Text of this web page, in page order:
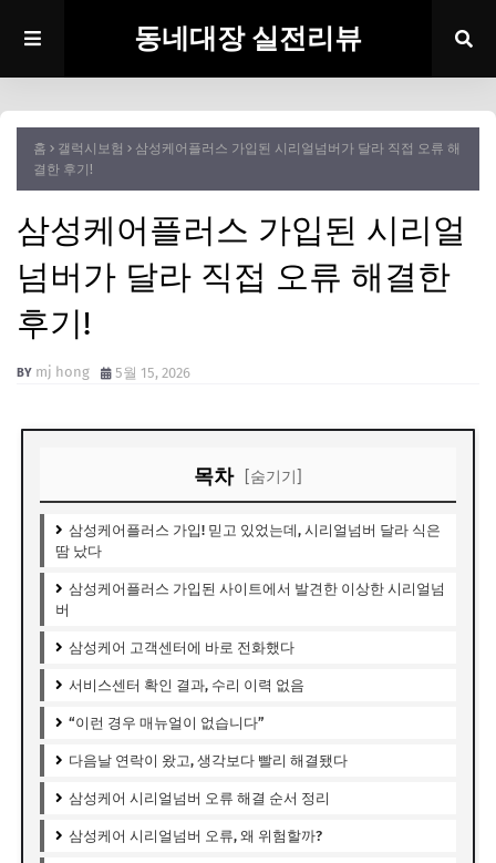
동네대장 실전리뷰
홈 갤럭시보험
삼성케어플러스 가입된 시리얼넘버가 달라 직접 오류 해
결한 후기!
삼성케어플러스 가입된 시리얼
넘버가 달라 직접 오류 해결한
후기!
mj hong 5월 15, 2026
목차 [숨기기]
삼성케어플러스 가입! 믿고 있었는데, 시리얼넘버 달라 식은
땀 났다
삼성케어플러스 가입된 사이트에서 발견한 이상한 시리얼넘
버
삼성케어 고객센터에 바로 전화했다
서비스센터 확인 결과, 수리 이력 없음
“이런 경우 매뉴얼이 없습니다”
다음날 연락이 왔고, 생각보다 빨리 해결됐다
삼성케어 시리얼넘버 오류 해결 순서 정리
삼성케어 시리얼넘버 오류, 왜 위험할까?